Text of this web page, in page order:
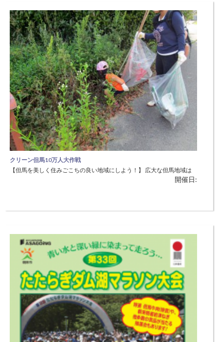
第38回兵庫神鍋高原マラソン全国大会
【爽やかな風を受けて神鍋高原を颯爽と走ろう】 マラソン大会（種
目：５㎞、10㎞、ハーフマラソン、ファミリージョギング） 毎年、全
国各地から5,000人のランナーが訪れ、参加ランナーはもちろんのこ
と、会場を訪れるすべての人たちが楽しめるマラソン大会です。 ◆日
時：6月17日（日）8：20～ ◆場所：神鍋高原周回コース（全但バス
開催日:
クリーン但馬10万人大作戦
【但馬を美しく住みごこちの良い地域にしよう！】 広大な但馬地域は
住民の目が行き届かない山中などの場所が多いため、小規模の不法投棄
美しく住みごこちの良い地域としていきます。 ◆日時：6月3日（日）
開催日: